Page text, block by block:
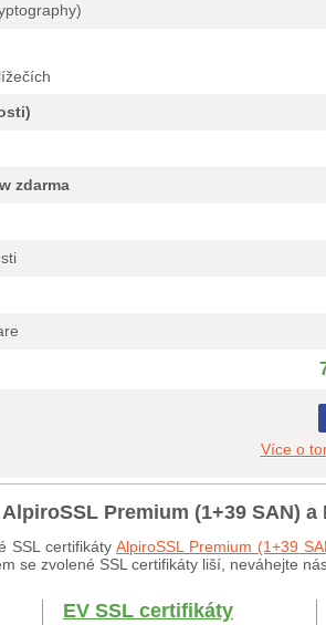
zdarma
Více o
Premium (1+39 SAN) a
SSL certifikáty AlpiroSSL Premium (1+39
se zvolené SSL certifikáty liší, neváhejte
EV SSL certifikáty